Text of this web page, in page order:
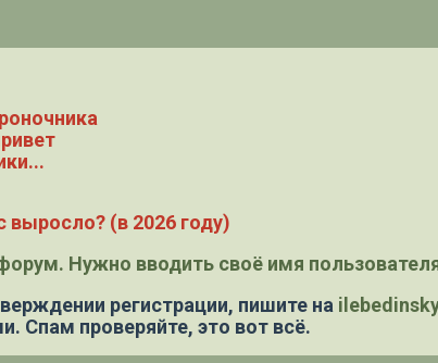
(в 2026 году)
Нужно вводить своё имя
регистрации, пишите на
Спам проверяйте, это вот всё.